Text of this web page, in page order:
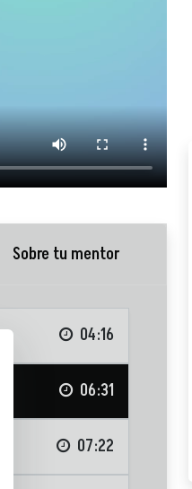
Sobre tu mentor
04:16
06:31
07:22